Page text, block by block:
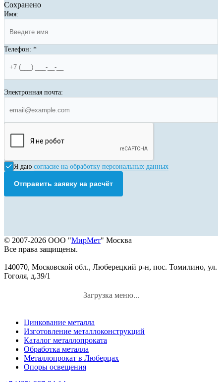
Сохранено
Имя:
Телефон: *
Электронная почта:
Я даю согласие на обработку персональных данных
Отправить заявку на расчёт
© 2007-2026 ООО "МирМет" Москва
Все права защищены.
140070, Московской обл., Люберецкий р-н, пос. Томилино, ул.
Гоголя, д.39/1
Загрузка меню...
Цинкование металла
Изготовление металлоконструкций
Каталог металлопроката
Обработка металла
Металлопрокат в Люберцах
Опоры освещения